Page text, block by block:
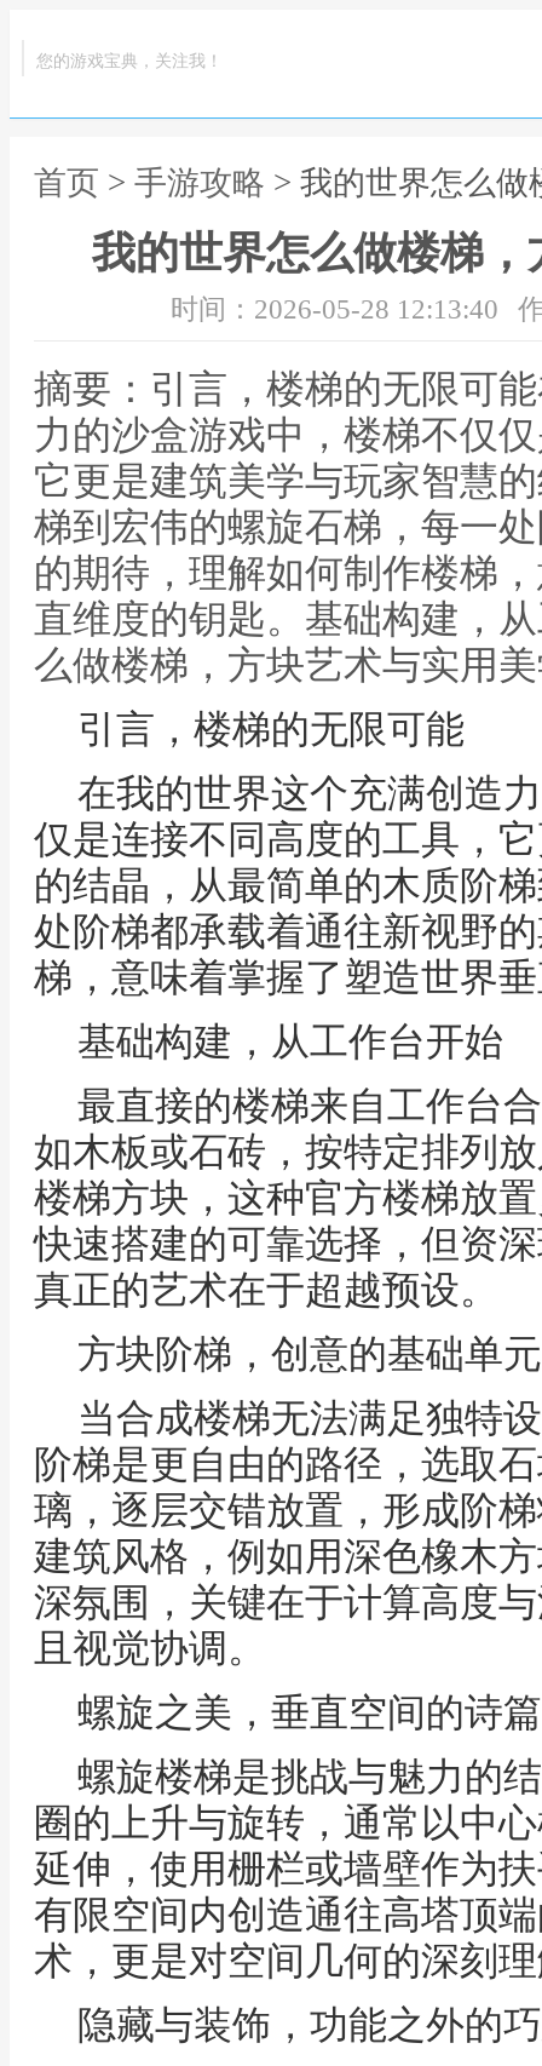
您的游戏宝典，关注我！
首页 > 手游攻略 > 我的世界怎么
我的世界怎么做楼梯
时间：2026-05-28 12:13:40
摘要：引言，楼梯的无限可
力的沙盒游戏中，楼梯不仅
它更是建筑美学与玩家智慧
梯到宏伟的螺旋石梯，每一
的期待，理解如何制作楼梯
直维度的钥匙。基础构建，
么做楼梯，方块艺术与实用
引言，楼梯的无限可能
在我的世界这个充满创造
仅是连接不同高度的工具，
的结晶，从最简单的木质阶
处阶梯都承载着通往新视野
梯，意味着掌握了塑造世界
基础构建，从工作台开始
最直接的楼梯来自工作台
如木板或石砖，按特定排列
楼梯方块，这种官方楼梯放
快速搭建的可靠选择，但资
真正的艺术在于超越预设。
方块阶梯，创意的基础单元
当合成楼梯无法满足独特
阶梯是更自由的路径，选取
璃，逐层交错放置，形成阶
建筑风格，例如用深色橡木
深氛围，关键在于计算高度
且视觉协调。
螺旋之美，垂直空间的诗篇
螺旋楼梯是挑战与魅力的
圈的上升与旋转，通常以中
延伸，使用栅栏或墙壁作为
有限空间内创造通往高塔顶
术，更是对空间几何的深刻
隐藏与装饰，功能之外的